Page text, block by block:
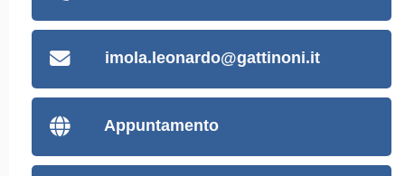
imola.leonardo@gattinoni.it
Appuntamento